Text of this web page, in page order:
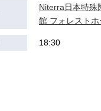
Niterra日本特殊
館 フォレストホ
18:30